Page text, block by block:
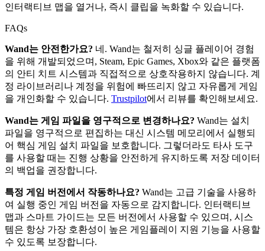
인터랙티브 맵을 열거나, 즉시 클립을 녹화할 수 있습니다.
FAQs
Wand는 안전한가요? 네. Wand는 철저히 싱글 플레이어 경험
을 위해 개발되었으며, Steam, Epic Games, Xbox와 같은 플랫폼
의 안티 치트 시스템과 직접적으로 상호작용하지 않습니다. 계
정 라이브러리나 계정을 위험에 빠뜨리지 않고 자유롭게 게임
을 개인화할 수 있습니다. Trustpilot에서 리뷰를 확인해보세요.
Wand는 게임 파일을 영구적으로 변경하나요? Wand는 설치
파일을 영구적으로 편집하는 대신 시스템 메모리에서 실행되
어 핵심 게임 설치 파일을 보호합니다. 그렇더라도 타사 도구
를 사용할 때는 진행 상황을 안전하게 유지하도록 저장 데이터
의 백업을 권장합니다.
특정 게임 버전에서 작동하나요? Wand는 고급 기술을 사용하
여 실행 중인 게임 버전을 자동으로 감지합니다. 인터랙티브
맵과 스마트 가이드는 모든 버전에서 사용할 수 있으며, 시스
템은 항상 가장 호환성이 높은 게임플레이 지원 기능을 사용할
수 있도록 보장합니다.